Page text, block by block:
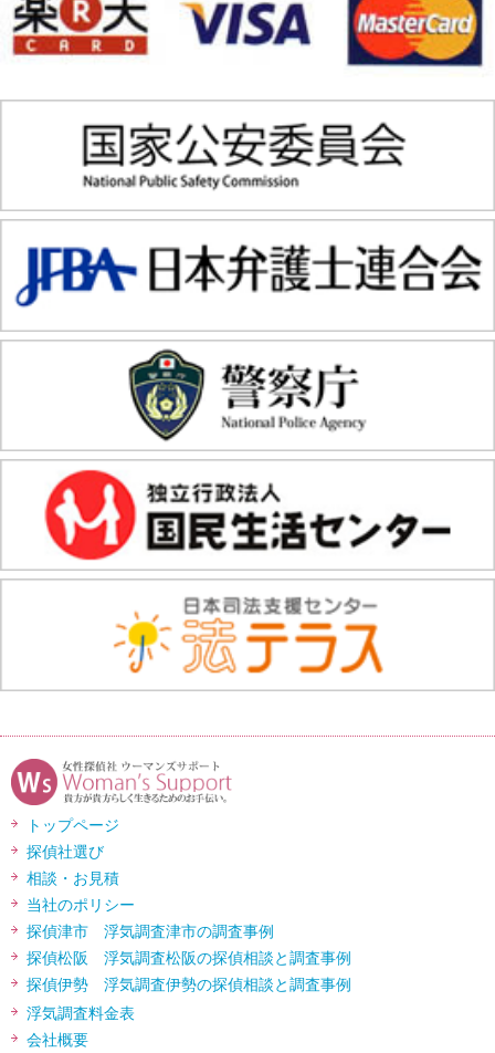
トップページ
探偵社選び
相談・お見積
当社のポリシー
探偵津市 浮気調査津市の調査事例
探偵松阪 浮気調査松阪の探偵相談と調査事例
探偵伊勢 浮気調査伊勢の探偵相談と調査事例
浮気調査料金表
会社概要